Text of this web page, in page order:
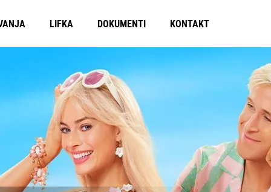
LIFKA DOKUMENTI KONTAKT